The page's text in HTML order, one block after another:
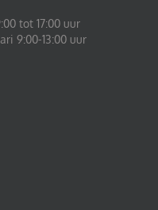
tot 17:00 uur
9:00-13:00 uur